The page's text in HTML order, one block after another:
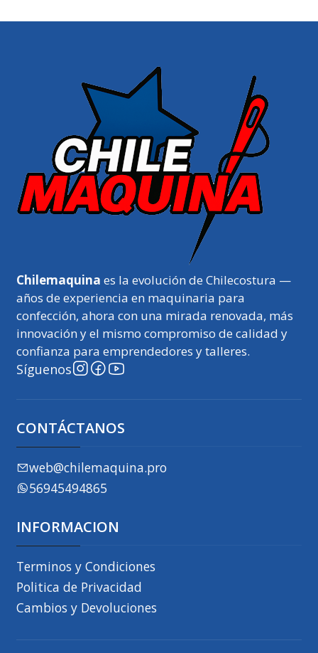
Chilemaquina es la evolución de Chilecostura —
años de experiencia en maquinaria para
confección, ahora con una mirada renovada, más
innovación y el mismo compromiso de calidad y
confianza para emprendedores y talleres.
Síguenos
CONTÁCTANOS
web@chilemaquina.pro
56945494865
INFORMACION
Terminos y Condiciones
Politica de Privacidad
Cambios y Devoluciones